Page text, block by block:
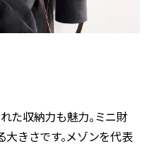
た収納力も魅力。ミニ財
大きさです。メゾンを代表